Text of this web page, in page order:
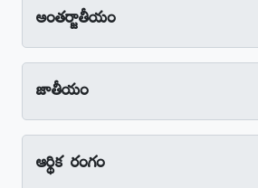
అంతర్జాతీయం
జాతీయం
ఆర్థిక రంగం